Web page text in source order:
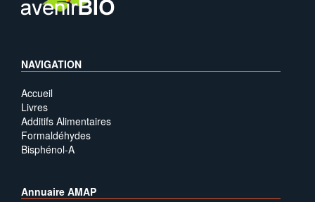
NAVIGATION
Accueil
Livres
Additifs Alimentaires
Formaldéhydes
Bisphénol-A
Annuaire AMAP